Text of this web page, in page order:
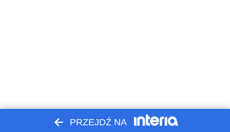
PRZEJDŹ NA